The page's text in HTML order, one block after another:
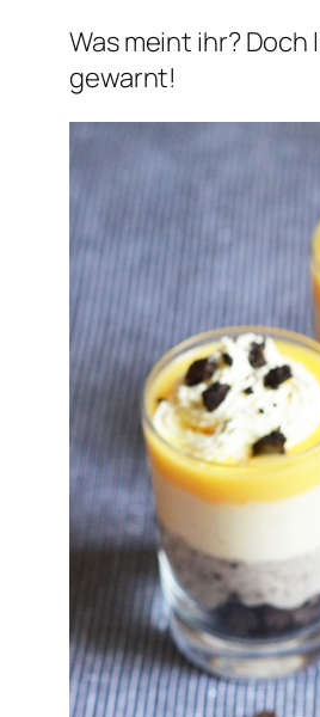
Was meint ihr?
gewarnt!